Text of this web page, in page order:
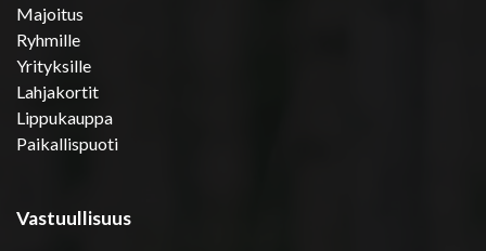
Majoitus
Ryhmille
Yrityksille
Lahjakortit
Lippukauppa
Paikallispuoti
Vastuullisuus